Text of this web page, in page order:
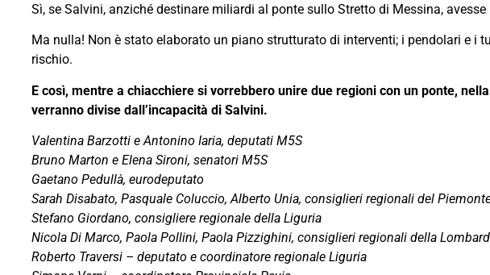
Sì, se Salvini, anziché destinare miliardi al ponte sullo Stretto di Messina,
Ma nulla! Non è stato elaborato un piano strutturato di interventi; i pendolari e
rischio.
E così, mentre a chiacchiere si vorrebbero unire due regioni con un ponte,
verranno divise dall’incapacità di Salvini.
Valentina Barzotti e Antonino Iaria, deputati M5S
Bruno Marton e Elena Sironi, senatori M5S
Gaetano Pedullà, eurodeputato
Sarah Disabato, Pasquale Coluccio, Alberto Unia, consiglieri regionali del
Stefano Giordano, consigliere regionale della Liguria
Nicola Di Marco, Paola Pollini, Paola Pizzighini, consiglieri regionali della
Roberto Traversi – deputato e coordinatore regionale Liguria